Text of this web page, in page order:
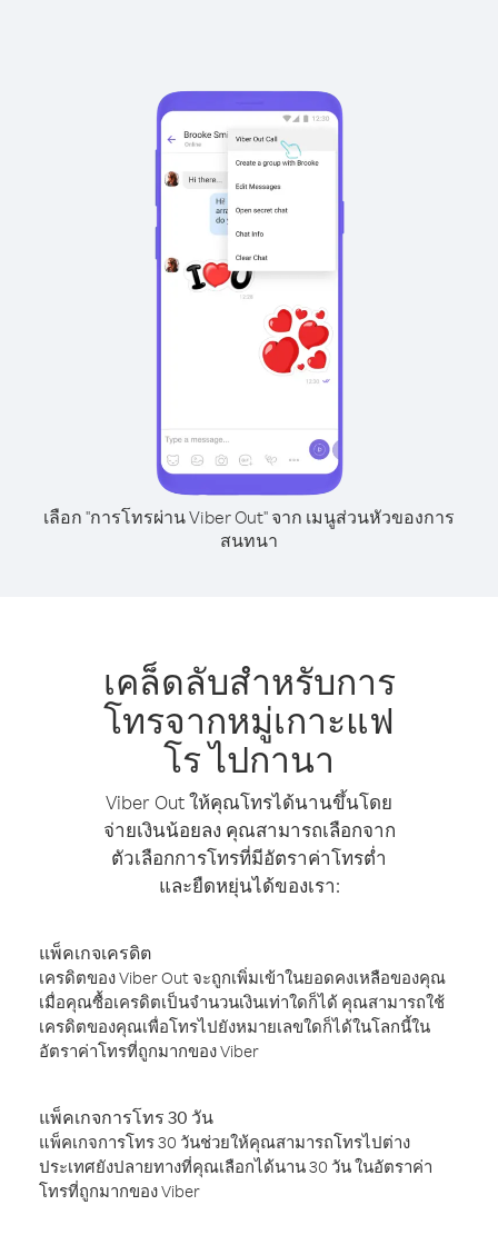
เลือก "การโทรผ่าน Viber Out" จาก เมนูส่วนหัวของการ
สนทนา
เคล็ดลับสำหรับการ
โทรจากหมู่เกาะแฟ
โร ไปกานา
Viber Out ให้คุณโทรได้นานขึ้นโดย
จ่ายเงินน้อยลง คุณสามารถเลือกจาก
ตัวเลือกการโทรที่มีอัตราค่าโทรต่ำ
และยืดหยุ่นได้ของเรา:
แพ็คเกจเครดิต
เครดิตของ Viber Out จะถูกเพิ่มเข้าในยอดคงเหลือของคุณ
เมื่อคุณซื้อเครดิตเป็นจำนวนเงินเท่าใดก็ได้ คุณสามารถใช้
เครดิตของคุณเพื่อโทรไปยังหมายเลขใดก็ได้ในโลกนี้ใน
อัตราค่าโทรที่ถูกมากของ Viber
แพ็คเกจการโทร 30 วัน
แพ็คเกจการโทร 30 วันช่วยให้คุณสามารถโทรไปต่าง
ประเทศยังปลายทางที่คุณเลือกได้นาน 30 วัน ในอัตราค่า
โทรที่ถูกมากของ Viber